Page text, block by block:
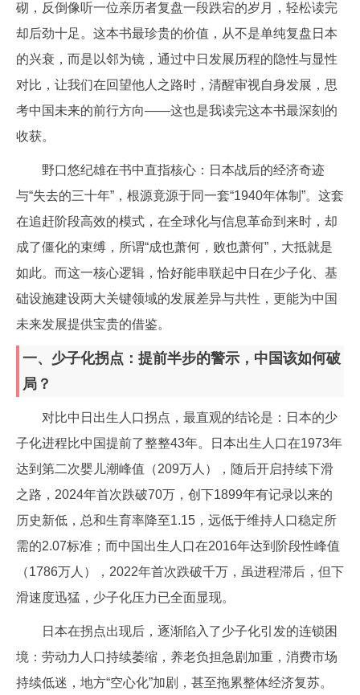
砌，反倒像听一位亲历者复盘一段跌宕的岁月，轻松读完
却后劲十足。这本书最珍贵的价值，从不是单纯复盘日本
的兴衰，而是以邻为镜，通过中日发展历程的隐性与显性
对比，让我们在回望他人之路时，清醒审视自身发展，思
考中国未来的前行方向——这也是我读完这本书最深刻的
收获。
野口悠纪雄在书中直指核心：日本战后的经济奇迹
与“失去的三十年”，根源竟源于同一套“1940年体制”。这套
在追赶阶段高效的模式，在全球化与信息革命到来时，却
成了僵化的束缚，所谓“成也萧何，败也萧何”，大抵就是
如此。而这一核心逻辑，恰好能串联起中日在少子化、基
础设施建设两大关键领域的发展差异与共性，更能为中国
未来发展提供宝贵的借鉴。
一、少子化拐点：提前半步的警示，中国该如何破
局？
对比中日出生人口拐点，最直观的结论是：日本的少
子化进程比中国提前了整整43年。日本出生人口在1973年
达到第二次婴儿潮峰值（209万人），随后开启持续下滑
之路，2024年首次跌破70万，创下1899年有记录以来的
历史新低，总和生育率降至1.15，远低于维持人口稳定所
需的2.07标准；而中国出生人口在2016年达到阶段性峰值
（1786万人），2022年首次跌破千万，虽进程滞后，但下
滑速度迅猛，少子化压力已全面显现。
日本在拐点出现后，逐渐陷入了少子化引发的连锁困
境：劳动力人口持续萎缩，养老负担急剧加重，消费市场
持续低迷，地方“空心化”加剧，甚至拖累整体经济复苏。